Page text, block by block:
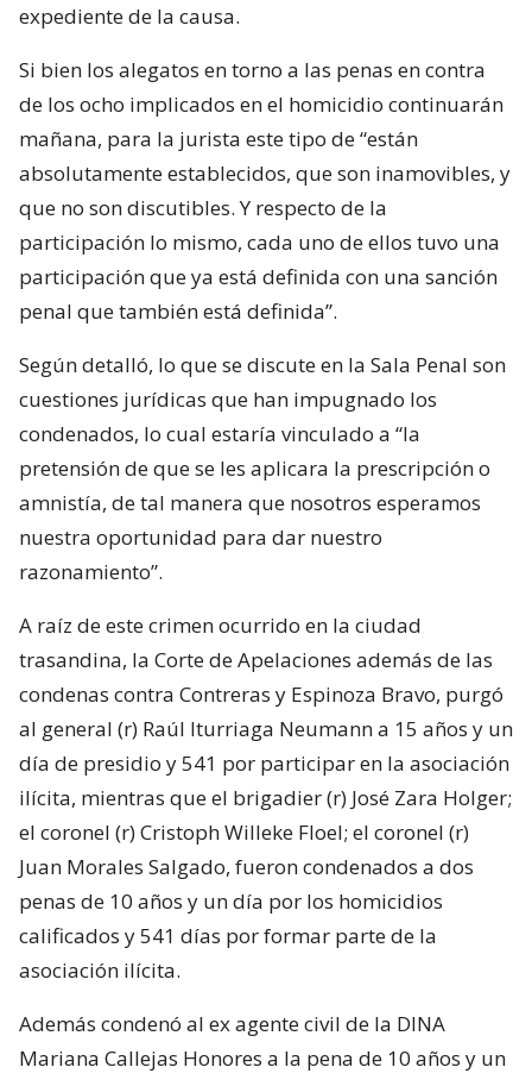
expediente de la causa.
Si bien los alegatos en torno a las penas en contra
de los ocho implicados en el homicidio continuarán
mañana, para la jurista este tipo de “están
absolutamente establecidos, que son inamovibles, y
que no son discutibles. Y respecto de la
participación lo mismo, cada uno de ellos tuvo una
participación que ya está definida con una sanción
penal que también está definida”.
Según detalló, lo que se discute en la Sala Penal son
cuestiones jurídicas que han impugnado los
condenados, lo cual estaría vinculado a “la
pretensión de que se les aplicara la prescripción o
amnistía, de tal manera que nosotros esperamos
nuestra oportunidad para dar nuestro
razonamiento”.
A raíz de este crimen ocurrido en la ciudad
trasandina, la Corte de Apelaciones además de las
condenas contra Contreras y Espinoza Bravo, purgó
al general (r) Raúl Iturriaga Neumann a 15 años y un
día de presidio y 541 por participar en la asociación
ilícita, mientras que el brigadier (r) José Zara Holger;
el coronel (r) Cristoph Willeke Floel; el coronel (r)
Juan Morales Salgado, fueron condenados a dos
penas de 10 años y un día por los homicidios
calificados y 541 días por formar parte de la
asociación ilícita.
Además condenó al ex agente civil de la DINA
Mariana Callejas Honores a la pena de 10 años y un